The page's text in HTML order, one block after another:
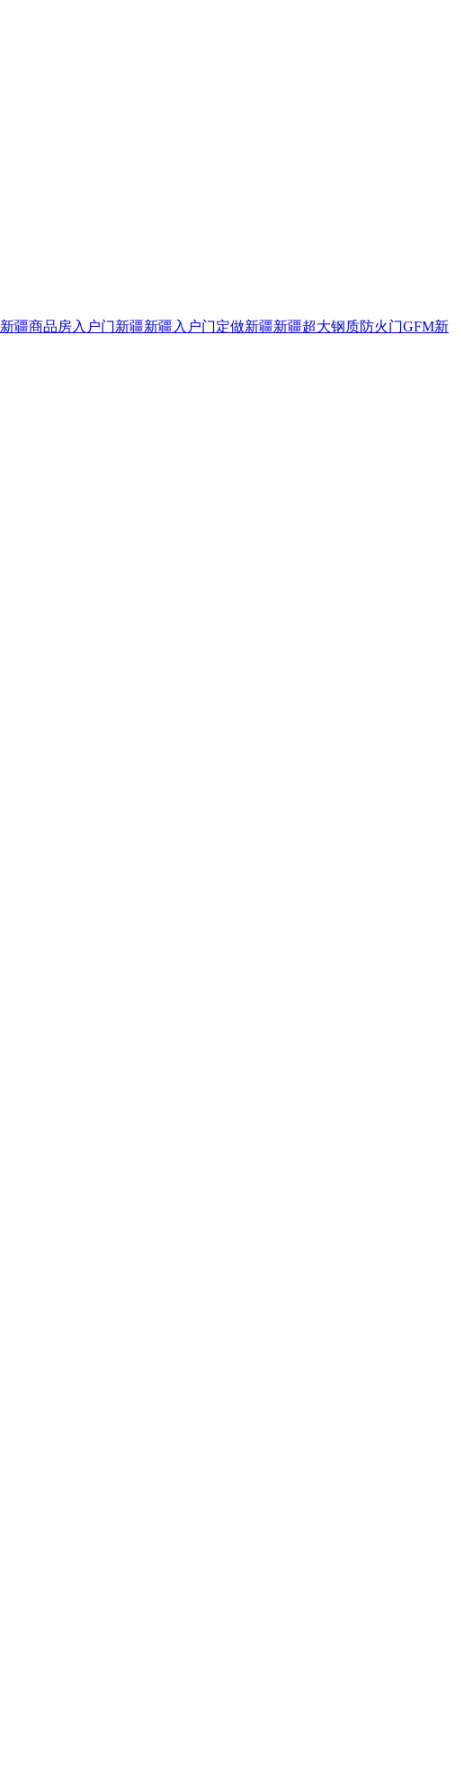
新疆商品房入户门新疆新疆入户门定做新疆新疆超大钢质防火门GFM新